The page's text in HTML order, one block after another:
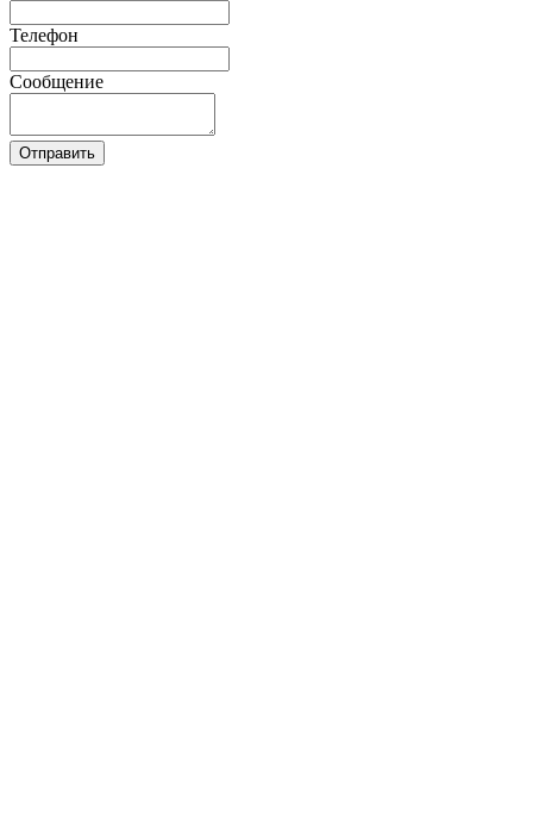
Телефон
Сообщение
Отправить